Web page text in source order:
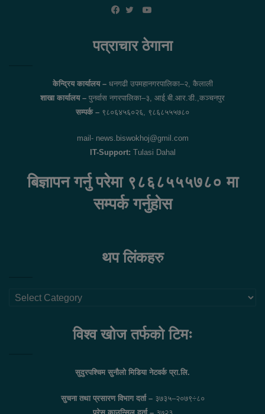
YouTube
पत्राचार ठेगाना
केन्द्रिय कार्यालय –धनगढी उपमहानगरपालिका–२, कैलाली
शाखा कार्यालय – पुनर्वास नगरपालिका–३, आई.बी.आर.डी.,कञ्चनपुर
सम्पर्क – ९८०६४५६०२६, ९८६८५५५७८०
mail- news.biswokhoj@gmil.com
IT-Support: Tulasi Dahal
बिज्ञापन गर्नु परेमा ९८६८५५५७८० मा
सम्पर्क गर्नुहोस
थप लिंकहरु
थप
विश्व खोज तर्फको टिमः
सुदुरपश्चिम सुनौलो मिडिया नेटवर्क प्रा.लि.
सुचना तथा प्रसारण विभाग दर्ता – ३७३५–२०७९÷८०